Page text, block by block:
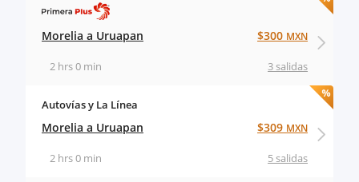
Morelia a Uruapan
3 salidas
2 hrs 0 min
$300 MXN
Autovías y La Línea
Morelia a Uruapan
5 salidas
2 hrs 0 min
$309 MXN